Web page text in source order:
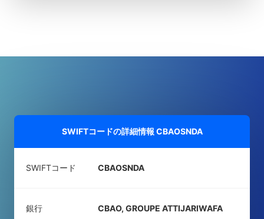
SWIFTコードの詳細情報 CBAOSNDA
SWIFTコード CBAOSNDA
銀行
CBAO, GROUPE ATTIJARIWAFA